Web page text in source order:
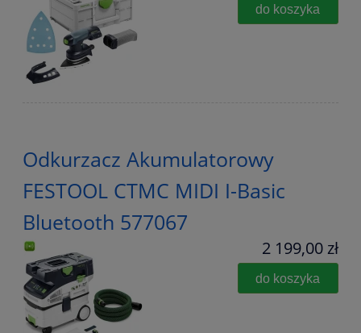
do koszyka
Odkurzacz Akumulatorowy
FESTOOL CTMC MIDI I-Basic
Bluetooth 577067
2 199,00 zł
do koszyka